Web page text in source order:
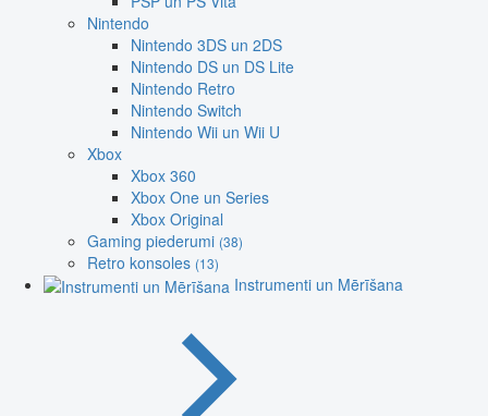
Nintendo
Nintendo 3DS un 2DS
Nintendo DS un DS Lite
Nintendo Retro
Nintendo Switch
Nintendo Wii un Wii U
Xbox
Xbox 360
Xbox One un Series
Xbox Original
Gaming piederumi (38)
Retro konsoles (13)
Instrumenti un Mērīšana